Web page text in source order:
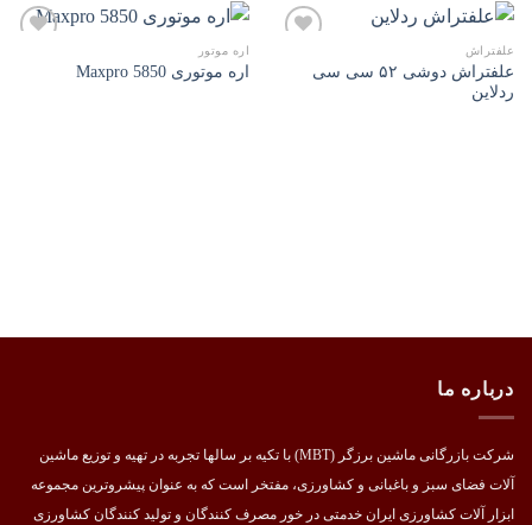
علفتراش
علفتراش دوشی ۵۲ سی سی
ردلاین
اره موتور
اره موتوری Maxpro 5850
درباره ما
شرکت بازرگانی ماشین برزگر (MBT) با تکیه بر سالها تجربه در تهیه و توزیع ماشین
آلات فضای سبز و باغبانی و کشاورزی، مفتخر است که به عنوان پیشروترین مجموعه
ابزار آلات کشاورزی ایران خدمتی در خور مصرف کنندگان و تولید کنندگان کشاورزی